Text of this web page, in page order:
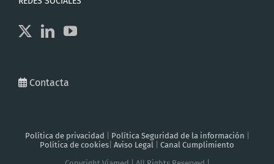
Contacta
Política de privacidad Política Seguridad de la información
Política de cookies Aviso Legal
Canal Cumplimiento